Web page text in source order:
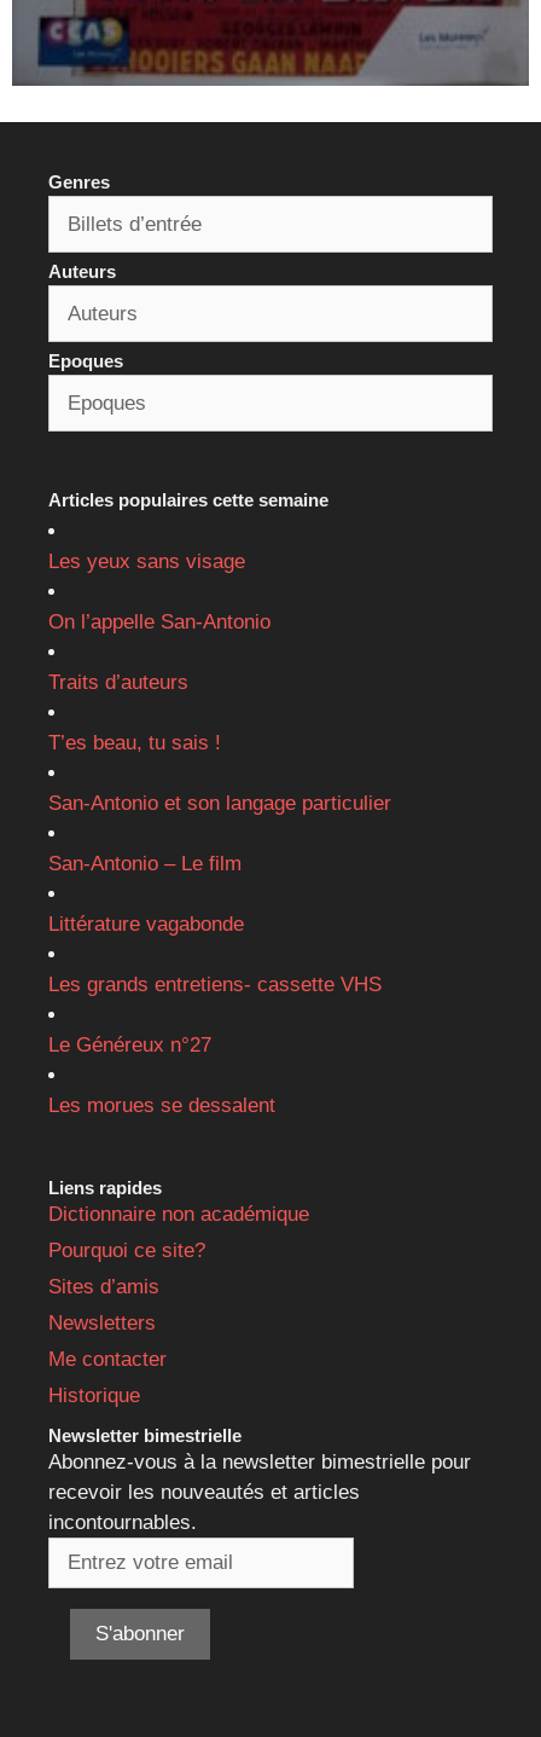
Genres
Auteurs
Epoques
Articles populaires cette semaine
Les yeux sans visage
On l’appelle San-Antonio
Traits d’auteurs
T’es beau, tu sais !
San-Antonio et son langage particulier
San-Antonio – Le film
Littérature vagabonde
Les grands entretiens- cassette VHS
Le Généreux n°27
Les morues se dessalent
Liens rapides
Dictionnaire non académique
Pourquoi ce site?
Sites d’amis
Newsletters
Me contacter
Historique
Newsletter bimestrielle
Abonnez-vous à la newsletter bimestrielle pour
recevoir les nouveautés et articles
incontournables.